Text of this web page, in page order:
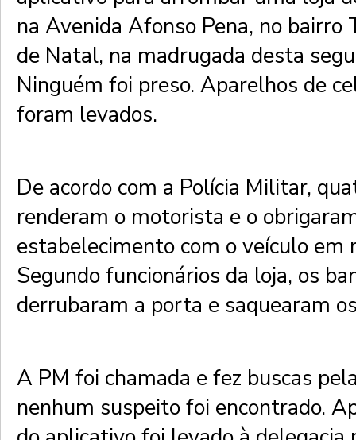
na Avenida Afonso Pena, no bairro
de Natal, na madrugada desta
Ninguém foi preso. Aparelhos de
foram levados.
De acordo com a Polícia Militar,
renderam o motorista e o
estabelecimento com o veículo em
Segundo funcionários da loja, os
derrubaram a porta e saquearam
A PM foi chamada e fez buscas
nenhum suspeito foi encontrado.